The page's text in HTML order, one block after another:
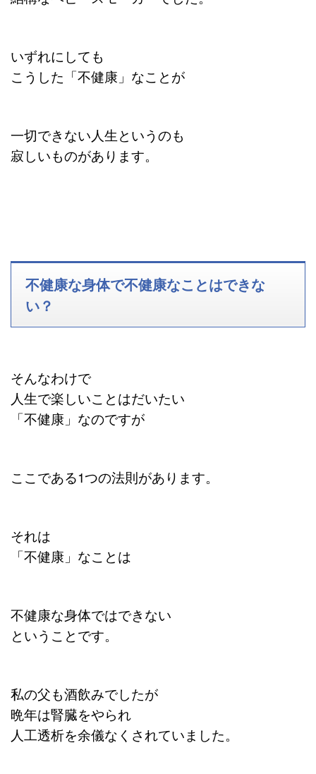
いずれにしても
こうした「不健康」なことが
一切できない人生というのも
寂しいものがあります。
不健康な身体で不健康なことはできな
い？
そんなわけで
人生で楽しいことはだいたい
「不健康」なのですが
ここである1つの法則があります。
それは
「不健康」なことは
不健康な身体ではできない
ということです。
私の父も酒飲みでしたが
晩年は腎臓をやられ
人工透析を余儀なくされていました。